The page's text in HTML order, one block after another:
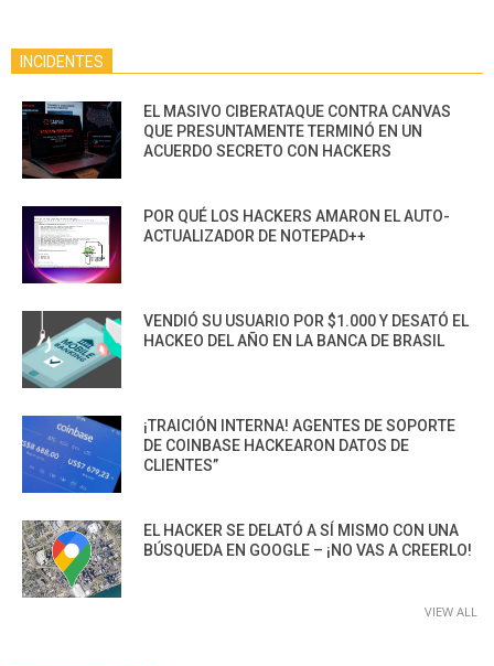
INCIDENTES
EL MASIVO CIBERATAQUE CONTRA CANVAS
QUE PRESUNTAMENTE TERMINÓ EN UN
ACUERDO SECRETO CON HACKERS
POR QUÉ LOS HACKERS AMARON EL AUTO-
ACTUALIZADOR DE NOTEPAD++
VENDIÓ SU USUARIO POR $1.000 Y DESATÓ EL
HACKEO DEL AÑO EN LA BANCA DE BRASIL
¡TRAICIÓN INTERNA! AGENTES DE SOPORTE
DE COINBASE HACKEARON DATOS DE
CLIENTES”
EL HACKER SE DELATÓ A SÍ MISMO CON UNA
BÚSQUEDA EN GOOGLE – ¡NO VAS A CREERLO!
VIEW ALL